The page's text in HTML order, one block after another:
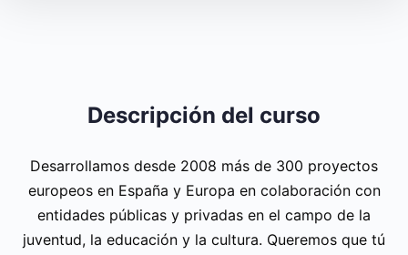
Descripción del curso
Desarrollamos desde 2008 más de 300 proyectos
europeos en España y Europa en colaboración con
entidades públicas y privadas en el campo de la
juventud, la educación y la cultura. Queremos que tú